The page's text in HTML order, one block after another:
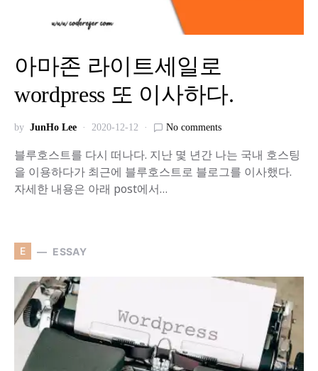
아마존 라이트세일로
wordpress 또 이사하다.
by JunHo Lee 2020-12-12 No comments
블루호스트를 다시 떠나다. 지난 몇 년간 나는 국내 호스팅
을 이용하다가 최근에 블루호스트로 블로그를 이사했다.
자세한 내용은 아래 post에서…
E ESSAY